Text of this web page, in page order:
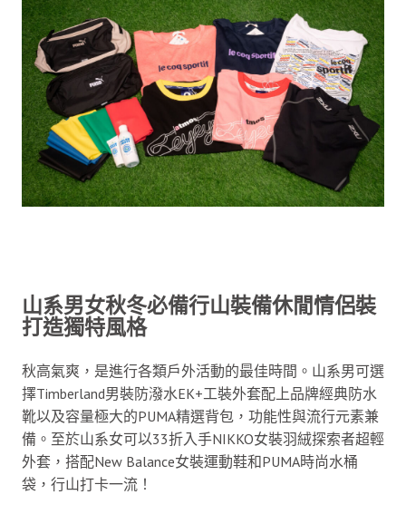
山系男女秋冬必備行山裝備休閒情侶裝
打造獨特風格
秋高氣爽，是進行各類戶外活動的最佳時間。山系男可選
擇Timberland男裝防潑水EK+工裝外套配上品牌經典防水
靴以及容量極大的PUMA精選背包，功能性與流行元素兼
備。至於山系女可以33折入手NIKKO女裝羽絨探索者超輕
外套，搭配New Balance女裝運動鞋和PUMA時尚水桶
袋，行山打卡一流！